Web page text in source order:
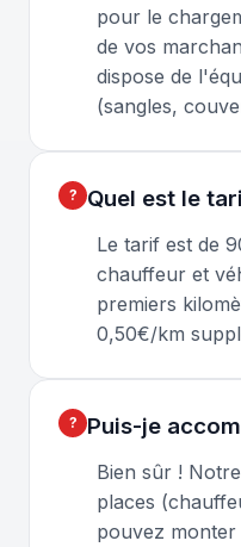
pour le
de vos
dispose de
(sangles,
Quel est le
Le tarif est de
chauffeur et
premiers
0,50€/km
Puis-je
Bien sûr !
places
pouvez